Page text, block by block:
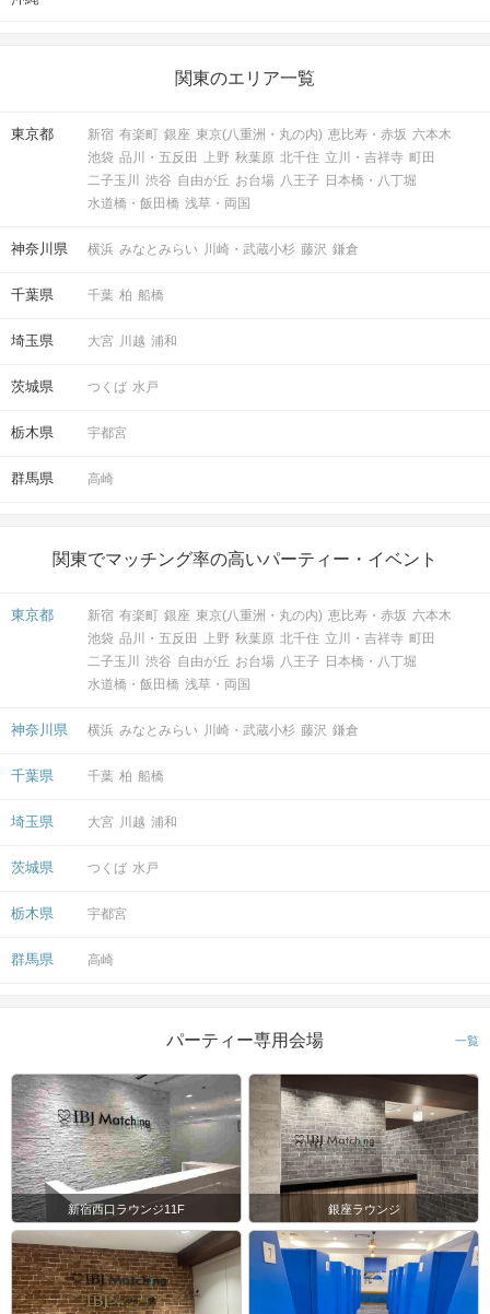
関東のエリア一覧
東京都 新宿 有楽町 銀座 東京(八重洲・丸の内) 恵比寿・赤坂 六本木
池袋 品川・五反田 上野 秋葉原 北千住 立川・吉祥寺 町田
二子玉川
渋谷 自由が丘 お台場 八王子 日本橋・八丁堀
水道橋・飯田橋 浅草・両国
神奈川県 横浜 みなとみらい 川崎・武蔵小杉 藤沢 鎌倉
千葉県 千葉 柏 船橋
埼玉県 大宮 川越 浦和
茨城県 つくば 水戸
栃木県 宇都宮
群馬県 高崎
関東でマッチング率の高いパーティー・イベント
東京都 新宿 有楽町 銀座 東京(八重洲・丸の内) 恵比寿・赤坂 六本木
池袋 品川・五反田 上野 秋葉原 北千住 立川・吉祥寺 町田
二子玉川
渋谷 自由が丘 お台場 八王子 日本橋・八丁堀
水道橋・飯田橋 浅草・両国
神奈川県 横浜 みなとみらい 川崎・武蔵小杉 藤沢 鎌倉
千葉県 千葉 柏 船橋
埼玉県 大宮 川越 浦和
茨城県 つくば 水戸
栃木県 宇都宮
群馬県 高崎
パーティー専用会場 一覧
新宿西口ラウンジ11F 銀座ラウンジ